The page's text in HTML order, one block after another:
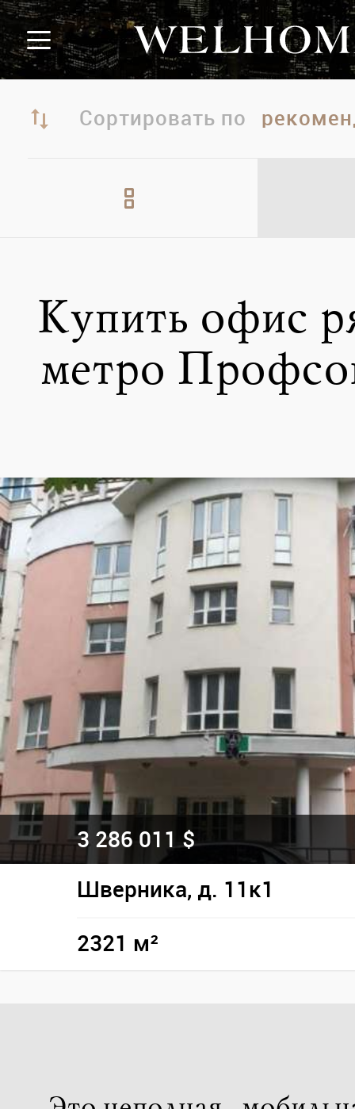
Сортировать по
Купить офис
метро
3 286 011 $
Шверника, д. 11к1
2321 м²